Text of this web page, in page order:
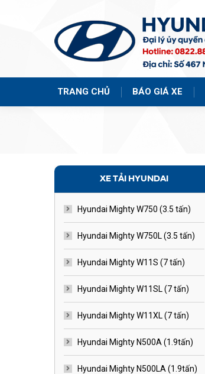
TRANG CHỦ BÁO GIÁ XE
XE TẢI HYUNDAI
Hyundai Mighty W750 (3.5 tấn)
Hyundai Mighty W750L (3.5 tấn)
Hyundai Mighty W11S (7 tấn)
Hyundai Mighty W11SL (7 tấn)
Hyundai Mighty W11XL (7 tấn)
Hyundai Mighty N500A (1.9tấn)
Hyundai Mighty N500LA (1.9tấn)